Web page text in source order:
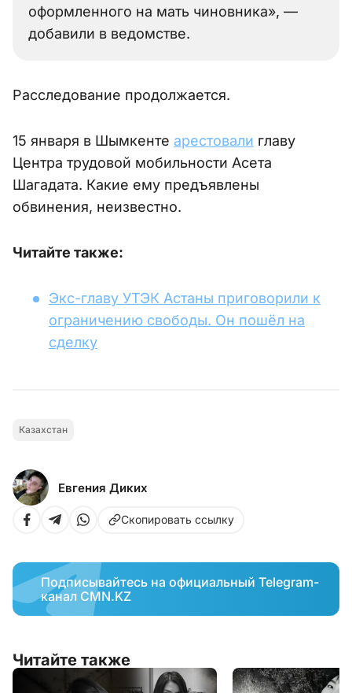
оформленного на мать чиновника», —
добавили в ведомстве.
Расследование продолжается.
15 января в Шымкенте арестовали главу
Центра трудовой мобильности Асета
Шагадата. Какие ему предъявлены
обвинения, неизвестно.
Читайте также:
Экс-главу УТЭК Астаны приговорили к
ограничению свободы. Он пошёл на
сделку
Казахстан
Евгения Диких
Скопировать ссылку
Подписывайтесь на официальный Telegram-
канал CMN.KZ
Читайте также